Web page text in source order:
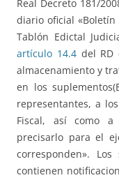
Real Decreto 181/
diario oficial
Tablón Edictal
artículo 14.4del RD
almacenamiento y
en los
representantes, a
Fiscal, así como a
precisarlo para el
corresponden».
contienen